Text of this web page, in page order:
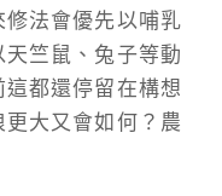
法會優先以哺乳
竺鼠、兔子等動
都還停留在構想
更大又會如何？農